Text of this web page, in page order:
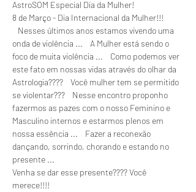
AstroSOM Especial Dia da Mulher!
8 de Março - Dia Internacional da Mulher!!!
Nesses últimos anos estamos vivendo uma
onda de violência ...    A Mulher está sendo o
foco de muita violência ...    Como podemos ver
este fato em nossas vidas através do olhar da
Astrologia????    Você mulher tem se permitido
se violentar???    Nesse encontro proponho
fazermos as pazes com o nosso Feminino e
Masculino internos e estarmos plenos em
nossa essência ...    Fazer a reconexão
dançando, sorrindo, chorando e estando no
presente ...
Venha se dar esse presente???? Você
merece!!!!